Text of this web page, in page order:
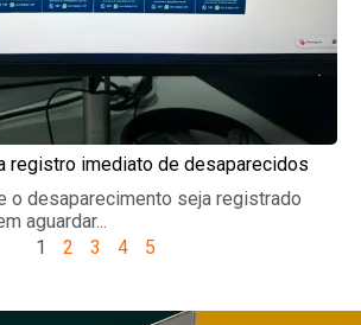
registro imediato de desaparecidos
o desaparecimento seja registrado
aguardar...
1
2 3 4 5